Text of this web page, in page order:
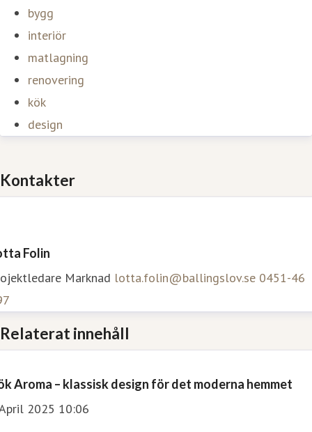
bygg
interiör
matlagning
renovering
kök
design
Kontakter
Folin
Marknad lotta.folin@ballingslov.se 0451-46
Relaterat innehåll
Aroma – klassisk design för det moderna hemmet
2025 10:06